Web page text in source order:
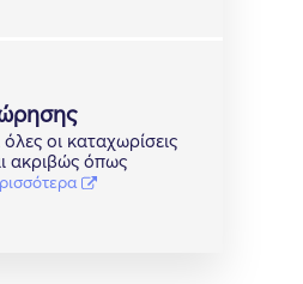
οι καταχωρίσεις
ακριβώς όπως